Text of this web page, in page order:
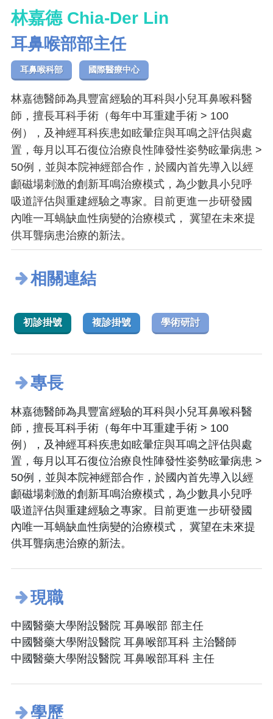
林嘉德 Chia-Der Lin
耳鼻喉部部主任
耳鼻喉科部 國際醫療中心
林嘉德醫師為具豐富經驗的耳科與小兒耳鼻喉科醫
師，擅長耳科手術（每年中耳重建手術 > 100
例），及神經耳科疾患如眩暈症與耳鳴之評估與處
置，每月以耳石復位治療良性陣發性姿勢眩暈病患 >
50例，並與本院神經部合作，於國內首先導入以經
顱磁場刺激的創新耳鳴治療模式，為少數具小兒呼
吸道評估與重建經驗之專家。目前更進一步研發國
內唯一耳蝸缺血性病變的治療模式， 冀望在未來提
供耳聾病患治療的新法。
相關連結
初診掛號 複診掛號 學術研討
專長
林嘉德醫師為具豐富經驗的耳科與小兒耳鼻喉科醫
師，擅長耳科手術（每年中耳重建手術 > 100
例），及神經耳科疾患如眩暈症與耳鳴之評估與處
置，每月以耳石復位治療良性陣發性姿勢眩暈病患 >
50例，並與本院神經部合作，於國內首先導入以經
顱磁場刺激的創新耳鳴治療模式，為少數具小兒呼
吸道評估與重建經驗之專家。目前更進一步研發國
內唯一耳蝸缺血性病變的治療模式， 冀望在未來提
供耳聾病患治療的新法。
現職
中國醫藥大學附設醫院 耳鼻喉部 部主任
中國醫藥大學附設醫院 耳鼻喉部耳科 主治醫師
中國醫藥大學附設醫院 耳鼻喉部耳科 主任
學歷